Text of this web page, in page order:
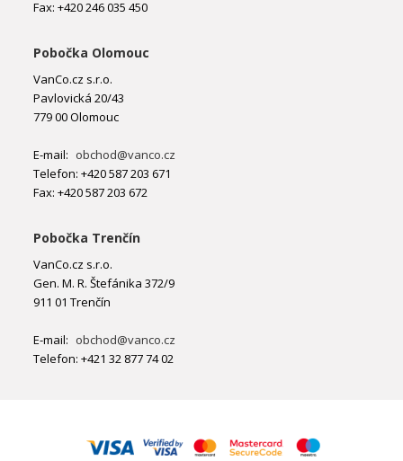
Fax: +420 246 035 450
Pobočka Olomouc
VanCo.cz s.r.o.
Pavlovická 20/43
779 00 Olomouc
E-mail: obchod@vanco.cz
Telefon: +420 587 203 671
Fax: +420 587 203 672
Pobočka Trenčín
VanCo.cz s.r.o.
Gen. M. R. Štefánika 372/9
911 01 Trenčín
E-mail: obchod@vanco.cz
Telefon: +421 32 877 74 02